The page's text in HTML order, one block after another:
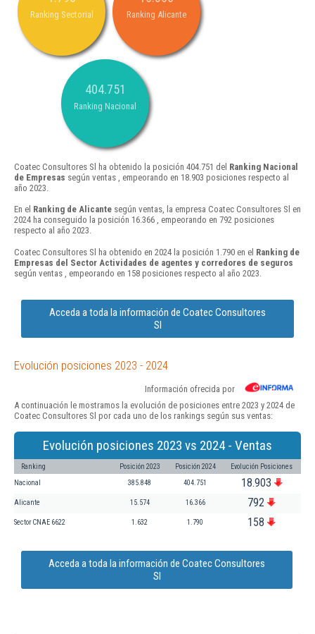
Ranking Sectorial Ranking Alicante
404.751
Ranking Nacional
Coatec Consultores Sl ha obtenido la posición 404.751 del Ranking Nacional
de Empresas según ventas , empeorando en 18.903 posiciones respecto al
año 2023.
En el Ranking de Alicante según ventas, la empresa Coatec Consultores Sl en
2024 ha conseguido la posición 16.366 , empeorando en 792 posiciones
respecto al año 2023.
Coatec Consultores Sl ha obtenido en 2024 la posición 1.790 en el Ranking de
Empresas del Sector Actividades de agentes y corredores de seguros
según ventas , empeorando en 158 posiciones respecto al año 2023.
Acceda a toda la información de Coatec Consultores
Sl
Evolución posiciones 2023 - 2024
Información ofrecida por
A continuación le mostramos la evolución de posiciones entre 2023 y 2024 de
Coatec Consultores Sl por cada uno de los rankings según sus ventas:
Evolución posiciones 2023 vs 2024 - Ventas
Ranking Posición 2023 Posición 2024 Evolución Posiciones
Nacional 385.848 404.751 18.903
Alicante 15.574 16.366 792
Sector CNAE 6622 1.632 1.790 158
Acceda a toda la información de Coatec Consultores
Sl